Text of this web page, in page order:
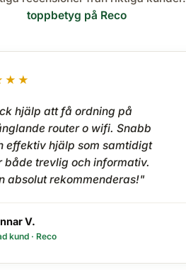
toppbetyg på Reco
hjälp att få ordning på
router o wifi. Snabb
effektiv hjälp som samtidigt
både trevlig och informativ.
absolut rekommenderas!"
V.
kund · Reco